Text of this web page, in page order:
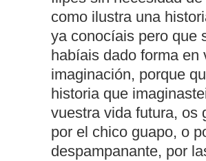
como ilustra una
ya conocíais pero que
habíais dado forma en
imaginación, porque
historia que
vuestra vida futura, os
por el chico guapo, o
despampanante, por